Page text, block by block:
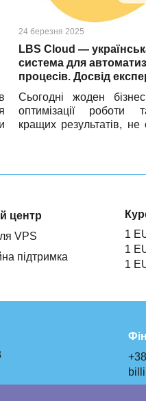
24 березня 2025
LBS Cloud —
система для
процесів. Досвід
Сьогодні жоден
оптимізації роботи
кращих результатів, не
розроблений
центр
VPS
підтримка
1
1
1